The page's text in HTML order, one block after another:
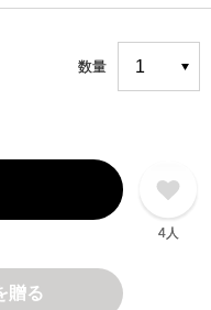
数量
4人